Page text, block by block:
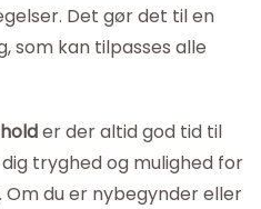
Det gør det til en
som kan tilpasses alle
er der altid god tid til
tryghed og mulighed for
du er nybegynder eller